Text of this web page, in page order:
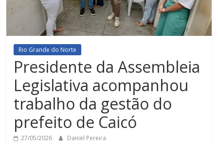
Rio Grande do Norte
Presidente da Assembleia
Legislativa acompanhou
trabalho da gestão do
prefeito de Caicó
27/05/2026 Daniel Pereira